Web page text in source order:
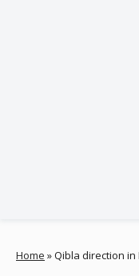
Home »Qibla direction in